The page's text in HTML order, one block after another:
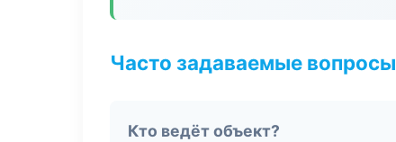
Часто задаваемые вопросы
Кто ведёт объект?